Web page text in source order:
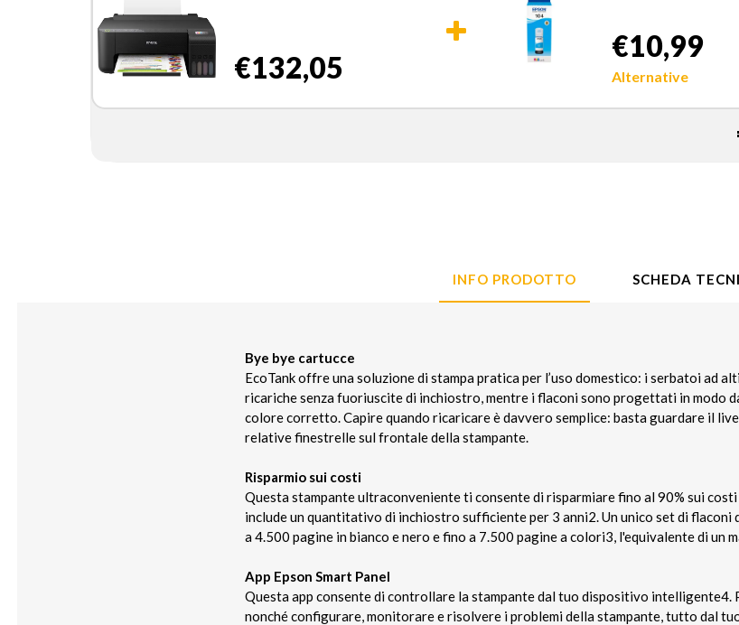
€132,05
€10,99
Alternative
INFO PRODOTTO SCHEDA
Bye bye cartucce
EcoTank offre una soluzione di stampa pratica per l’uso domestico: i serbatoi ad
ricariche senza fuoriuscite di inchiostro, mentre i flaconi sono progettati in modo
colore corretto. Capire quando ricaricare è davvero semplice: basta guardare il
relative finestrelle sul frontale della stampante.
Risparmio sui costi
Questa stampante ultraconveniente ti consente di risparmiare fino al 90% sui
include un quantitativo di inchiostro sufficiente per 3 anni2. Un unico set di
a 4.500 pagine in bianco e nero e fino a 7.500 pagine a colori3, l'equivalente di un
App Epson Smart Panel
Questa app consente di controllare la stampante dal tuo dispositivo intelligente4.
nonché configurare, monitorare e risolvere i problemi della stampante, tutto dal